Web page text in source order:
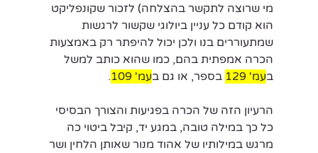
מי שרוצה לתקשר בהצלחה) לזכור שקונפליקט
הוא קודם כל עניין ביולוגי שקשור לרגשות
שמתעוררים בנו ולכן יכול להיפתר רק באמצעות
הכרה אמפתית בהם, כמו שהוא כותב למשל
בעמ' 129 בספר, או גם בעמ' 109 .
הרעיון הזה של הכרה בפגיעות והצורך הבסיסי
כל כך במילה טובה, במגע יד, קיבל ביטוי כה
מרגש במילותיו של אהוד מנור שאותן הלחין ושר